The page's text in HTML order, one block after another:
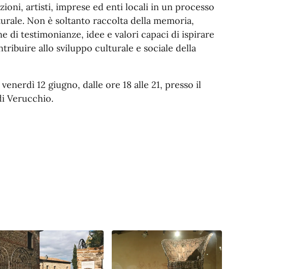
artisti, imprese ed enti locali in un processo
Non è soltanto raccolta della memoria,
di testimonianze, idee e valori capaci di ispirare
allo sviluppo culturale e sociale della
12 giugno, dalle ore 18 alle 21, presso il
Verucchio.